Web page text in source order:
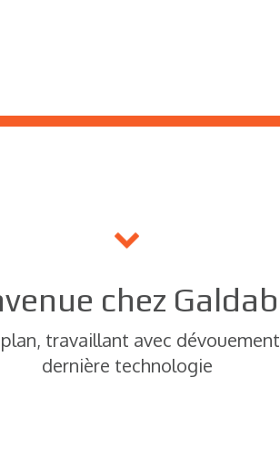
chez
travaillant avec
dernière technologie